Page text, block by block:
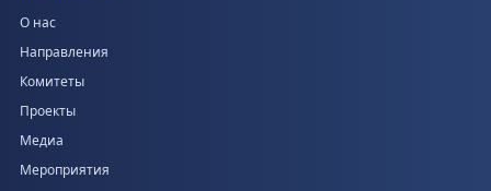
О нас
Направления
Комитеты
Проекты
Медиа
Мероприятия